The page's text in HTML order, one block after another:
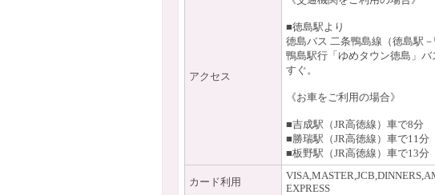
アクセス
■徳島駅より
徳島バス 二条鴨島線（徳島駅－
鴨島駅行「ゆめタウン徳島」バ
すぐ。
《お車をご利用の場合》
■吉成駅（JR高徳線）車で8分
■勝瑞駅（JR高徳線）車で11分
■板野駅（JR高徳線）車で13分
カード利用
EXPRESS